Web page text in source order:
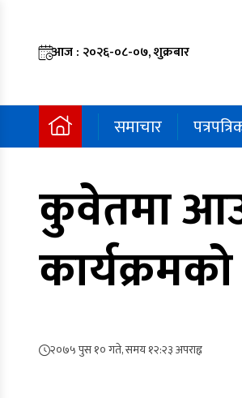
आज : २०२६-०८-०७, शुक्रबार
समाचार
कुवेतमा
२०७५ पुस १० गते, समय १२:२३ अपराह्न